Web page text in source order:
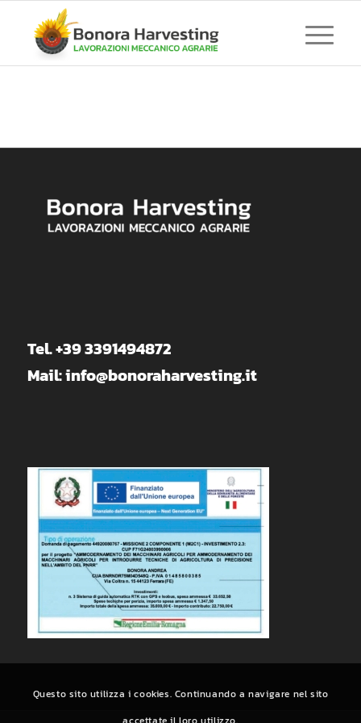
Tel. +39 3391494872
Mail: info@bonoraharvesting.it
Questo sito utilizza i cookies. Continuando a navigare nel sito